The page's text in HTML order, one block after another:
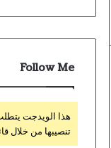
Follow Me
هذا الويدجت
تنصيبها من خلال